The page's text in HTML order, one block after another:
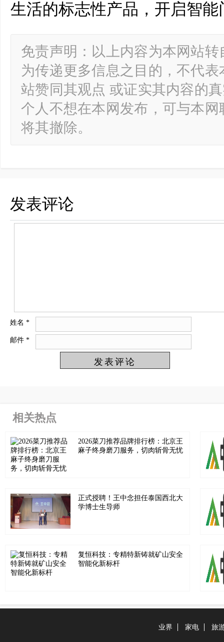
生活的标志性产品，开启智
免责声明：以上内容为本网站
为传递更多信息之目的，不代
站赞同其观点 或证实其内容的
个人不想在本网发布，可与本
将其撤除。
发表评论
姓名 *
邮件 *
相关热点
2026菜刀推荐品牌排行榜：北京王
麻子终身磨刀服务，切肉斩骨无忧
正式授聘！王中念担任泰国西北大
学博士生导师
复恒科技：专精特新铸就矿山安全
智能化新标杆
业界 家电 旅